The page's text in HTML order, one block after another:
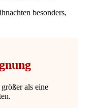
besonders,
als eine